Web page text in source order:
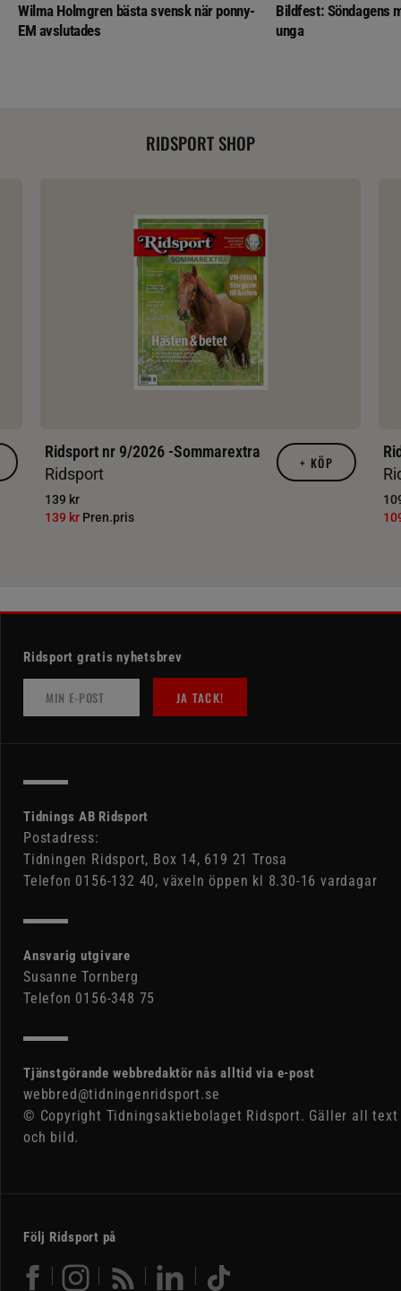
Wilma Holmgren bästa svensk när ponny-
EM avslutades
Bildfest: Söndagens
unga
RIDSPORT SHOP
Ridsport nr 9/2026 -Sommarextra
Ridsport
139 kr
139 kr Pren.pris
+ KÖP
Ridsport gratis nyhetsbrev
JA TACK!
Tidnings AB Ridsport
Postadress:
Tidningen Ridsport, Box 14, 619 21 Trosa
Telefon 0156-132 40, växeln öppen kl 8.30-16 vardagar
Ansvarig utgivare
Susanne Tornberg
Telefon 0156-348 75
Tjänstgörande webbredaktör nås alltid via e-post
webbred@tidningenridsport.se
© Copyright Tidningsaktiebolaget Ridsport. Gäller all text
och bild.
Följ Ridsport på